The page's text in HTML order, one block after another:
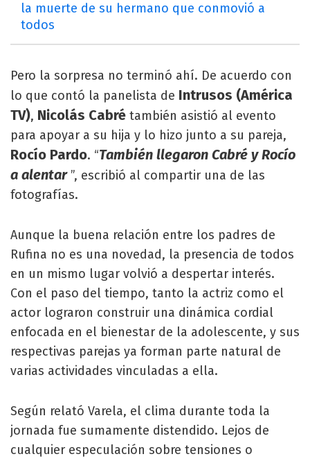
la muerte de su hermano que conmovió a
todos
Pero la sorpresa no terminó ahí. De acuerdo con
lo que contó la panelista de Intrusos (América
TV), Nicolás Cabré también asistió al evento
para apoyar a su hija y lo hizo junto a su pareja,
Rocío Pardo. “También llegaron Cabré y Rocío
a alentar”, escribió al compartir una de las
fotografías.
Aunque la buena relación entre los padres de
Rufina no es una novedad, la presencia de todos
en un mismo lugar volvió a despertar interés.
Con el paso del tiempo, tanto la actriz como el
actor lograron construir una dinámica cordial
enfocada en el bienestar de la adolescente, y sus
respectivas parejas ya forman parte natural de
varias actividades vinculadas a ella.
Según relató Varela, el clima durante toda la
jornada fue sumamente distendido. Lejos de
cualquier especulación sobre tensiones o